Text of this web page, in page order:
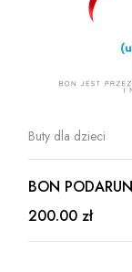
Buty dla dzieci
BON
200.00 zł